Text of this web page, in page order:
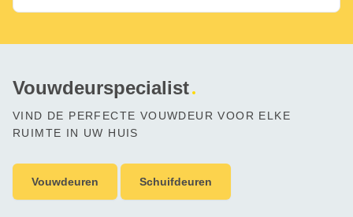
Vouwdeurspecialist
VIND DE PERFECTE VOUWDEUR VOOR ELKE
RUIMTE IN UW HUIS
Vouwdeuren Schuifdeuren